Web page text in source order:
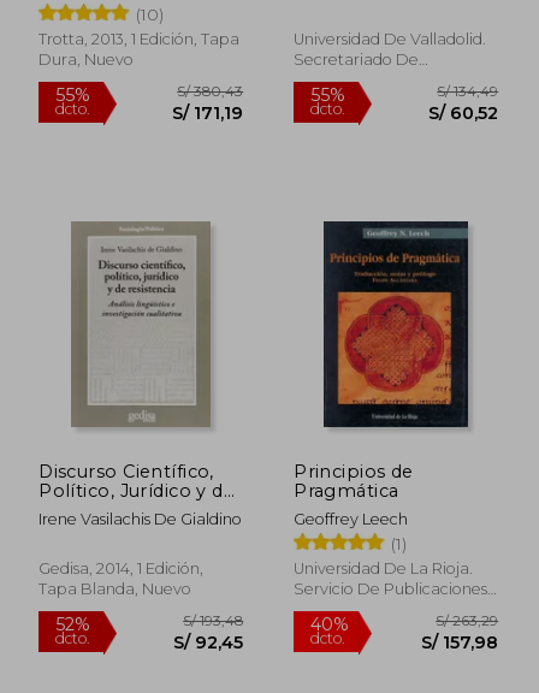
(10)
Trotta, 2013, 1 Edición, Tapa
Dura, Nuevo
Universidad De Valladolid.
Secretariado De
Publicaciones E I, Tapa
Blanda, Nuevo
55%
dcto.
Discurso Científico,
Político, Jurídico y de
Resistencia: Análisis
Lingüístico e
Cualitativa
Irene Vasilachis De Gialdino
Gedisa, 2014, 1 Edición,
Tapa Blanda, Nuevo
Principios de
Pragmática
Geoffrey Leech
(1)
Universidad De La Rioja.
Servicio De Publicaciones,
1997, 1 Edición, Tapa
Blanda, Nuevo